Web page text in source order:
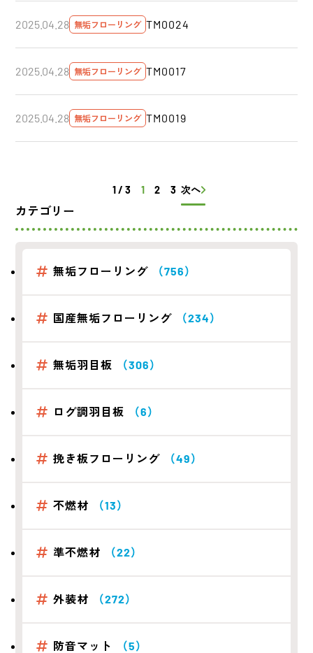
2025.04.28 無垢フローリング TM0024
2025.04.28 無垢フローリング TM0017
2025.04.28 無垢フローリング TM0019
1 / 3 1 2 3 次へ
カテゴリー
無垢フローリング （756）
国産無垢フローリング （234）
無垢羽目板 （306）
ログ調羽目板 （6）
挽き板フローリング （49）
不燃材 （13）
準不燃材 （22）
外装材 （272）
防音マット （5）